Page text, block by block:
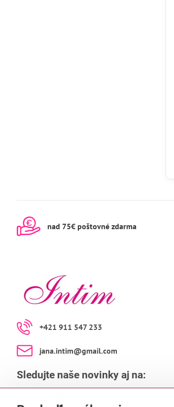
nad 75€ poštovné zdarma
+421 911 547 233
jana​.intim​@gmail​.com
Sledujte naše novinky aj na: